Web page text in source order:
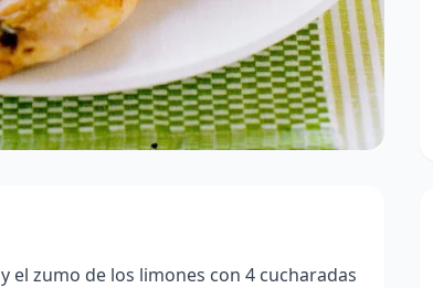
el zumo de los limones con 4 cucharadas